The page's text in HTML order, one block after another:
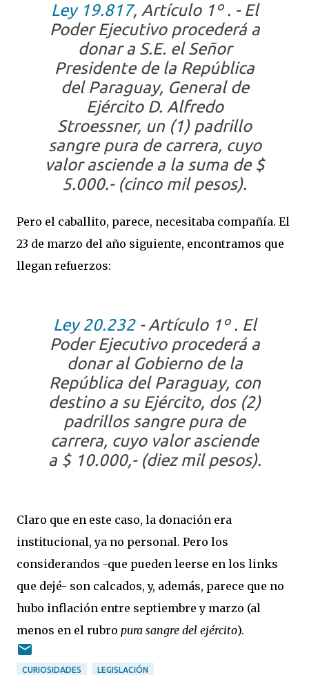
Ley 19.817, Artículo 1º . - El
Poder Ejecutivo procederá a
donar a S.E. el Señor
Presidente de la República
del Paraguay, General de
Ejército D. Alfredo
Stroessner, un (1) padrillo
sangre pura de carrera, cuyo
valor asciende a la suma de $
5.000.- (cinco mil pesos).
Pero el caballito, parece, necesitaba compañía. El
23 de marzo del año siguiente, encontramos que
llegan refuerzos:
Ley 20.232-Artículo 1º. El
Poder Ejecutivo procederá a
donar al Gobierno de la
República del Paraguay, con
destino a su Ejército, dos (2)
padrillos sangre pura de
carrera, cuyo valor asciende
a $ 10.000,- (diez mil pesos).
Claro que en este caso, la donación era
institucional, ya no personal. Pero los
considerandos -que pueden leerse en los links
que dejé- son calcados, y, además, parece que no
hubo inflación entre septiembre y marzo (al
menos en el rubro pura sangre del ejército).
CURIOSIDADES LEGISLACIÓN